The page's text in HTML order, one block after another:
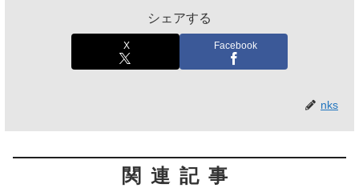
シェアする
X Facebook
nks
関連記事